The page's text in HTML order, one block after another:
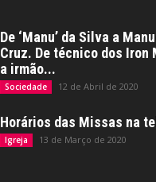
De ‘Manu’ da Silva a
Cruz. De técnico dos Iron
a irmão...
Sociedade 12 de Abril de 2020
Horários das Missas na
Igreja 13 de Março de 2020